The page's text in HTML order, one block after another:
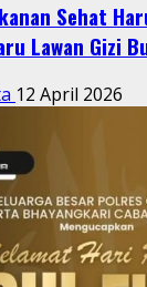
Sehat
Lawan Gizi
12 April 2026